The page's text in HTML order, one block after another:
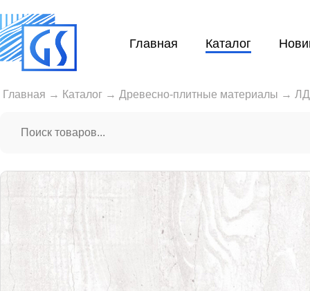
Главная Каталог
Главная → Каталог → Древесно-плитные материалы →